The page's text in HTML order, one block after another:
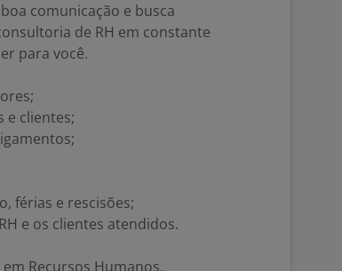
comunicação e busca
de RH em constante
para você.
e clientes;
férias e rescisões;
e os clientes atendidos.
Recursos Humanos,